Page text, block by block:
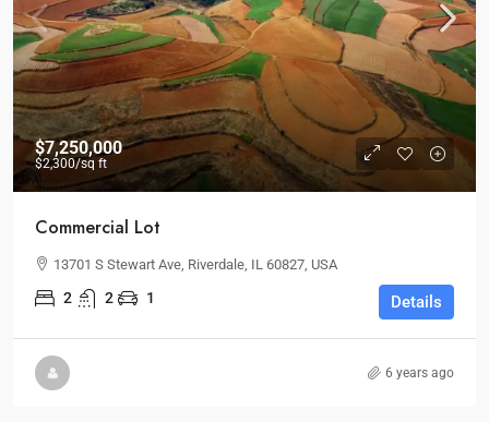
$7,250,000
$2,300/sq ft
Commercial Lot
13701 S Stewart Ave, Riverdale, IL 60827, USA
2 2 1 Details
6 years ago